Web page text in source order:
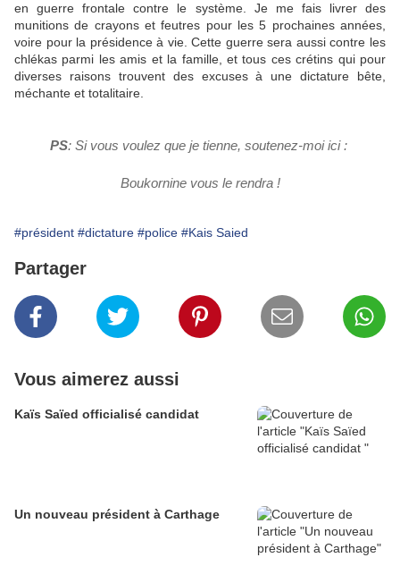
en guerre frontale contre le système. Je me fais livrer des
munitions de crayons et feutres pour les 5 prochaines années,
voire pour la présidence à vie. Cette guerre sera aussi contre les
chlékas parmi les amis et la famille, et tous ces crétins qui pour
diverses raisons trouvent des excuses à une dictature bête,
méchante et totalitaire.
PS: Si vous voulez que je tienne, soutenez-moi ici :
Boukornine vous le rendra !
#président #dictature #police #Kais Saied
Partager
Vous aimerez aussi
Kaïs Saïed officialisé candidat
Un nouveau président à Carthage